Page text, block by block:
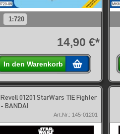
1:720
14,90 €*
In den Warenkorb
Revell 01201 StarWars TIE Fighter
- BANDAI
Art.Nr.: 145-01201